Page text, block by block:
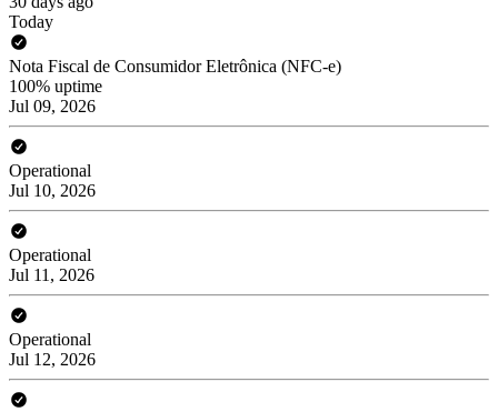
Today
Nota Fiscal de Consumidor Eletrônica (NFC-e)
100% uptime
Jul 09, 2026
Operational
Jul 10, 2026
Operational
Jul 11, 2026
Operational
Jul 12, 2026